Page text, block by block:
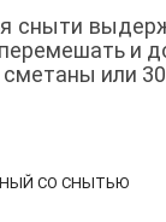
сныти
и
сметаны или
СО СНЫТЬЮ